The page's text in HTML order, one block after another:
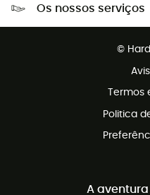
Os nossos serviços
©
Politica
A